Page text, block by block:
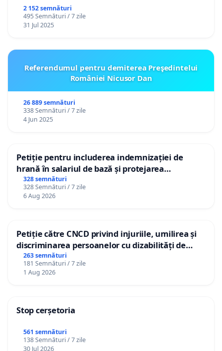
2 152 semnături
495 Semnături / 7 zile
31 Jul 2025
Referendumul pentru demiterea Preşedintelui
României Nicusor Dan
26 889 semnături
338 Semnături / 7 zile
4 Jun 2025
Petiție pentru includerea indemnizației de
hrană în salariul de bază și protejarea
gradațiilor de vechime pentru asistenții
personali
328 semnături
328 Semnături / 7 zile
6 Aug 2026
Petiție către CNCD privind injuriile, umilirea și
discriminarea persoanelor cu dizabilități de
către utilizatorul TikTok „Gorici”
263 semnături
181 Semnături / 7 zile
1 Aug 2026
Stop cerșetoria
561 semnături
138 Semnături / 7 zile
30 Jul 2026